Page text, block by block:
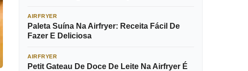
AIRFRYER
Paleta Suína Na Airfryer: Receita Fácil De
Fazer E Deliciosa
AIRFRYER
Petit Gateau De Doce De Leite Na Airfryer É